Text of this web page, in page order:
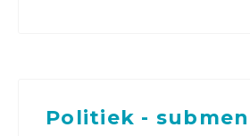
Politiek -